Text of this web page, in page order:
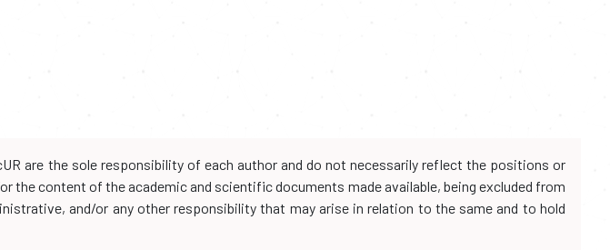
are the sole responsibility of each author and do not necessarily reflect the positions or
content of the academic and scientific documents made available, being excluded from
and/or any other responsibility that may arise in relation to the same and to hold